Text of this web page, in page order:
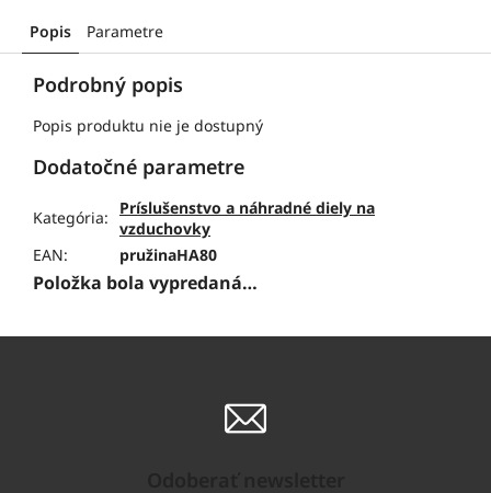
Popis Parametre
Podrobný popis
Popis produktu nie je dostupný
Dodatočné parametre
Kategória:
Príslušenstvo a náhradné diely na
vzduchovky
EAN: pružinaHA80
Položka bola vypredaná…